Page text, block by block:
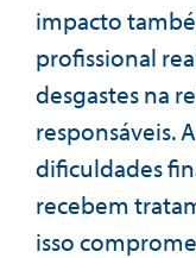
impacto
profissional
desgastes na
responsáveis.
dificuldades
recebem
isso